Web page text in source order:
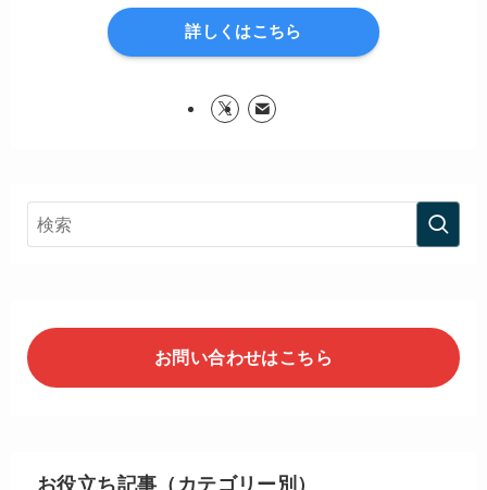
詳しくはこちら
お問い合わせはこちら
お役立ち記事（カテゴリー別）